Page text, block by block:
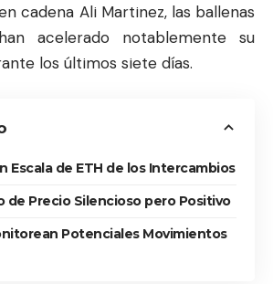
cadena Ali Martinez, las ballenas
acelerado notablemente su
los últimos siete días.
Escala de ETH de los Intercambios
de Precio Silencioso pero Positivo
Potenciales Movimientos